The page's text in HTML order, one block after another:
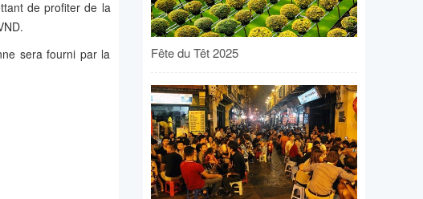
de profiter de la
sera fourni par la
Fête du Têt 2025